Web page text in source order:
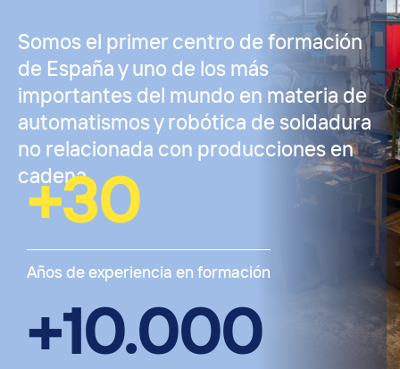
Somos el primer centro de formación
de España y uno de los más
importantes del mundo en materia de
automatismos y robótica de soldadura
no relacionada con producciones en
cadena.
+30
Años de experiencia en formación
+10.000